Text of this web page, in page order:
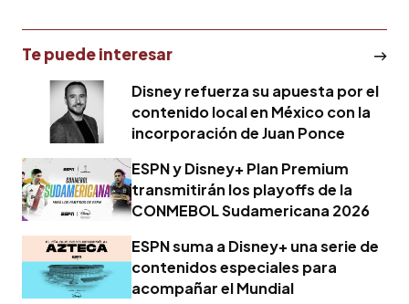
Te puede interesar
Disney refuerza su apuesta por el
contenido local en México con la
incorporación de Juan Ponce
ESPN y Disney+ Plan Premium
transmitirán los playoffs de la
CONMEBOL Sudamericana 2026
ESPN suma a Disney+ una serie de
contenidos especiales para
acompañar el Mundial